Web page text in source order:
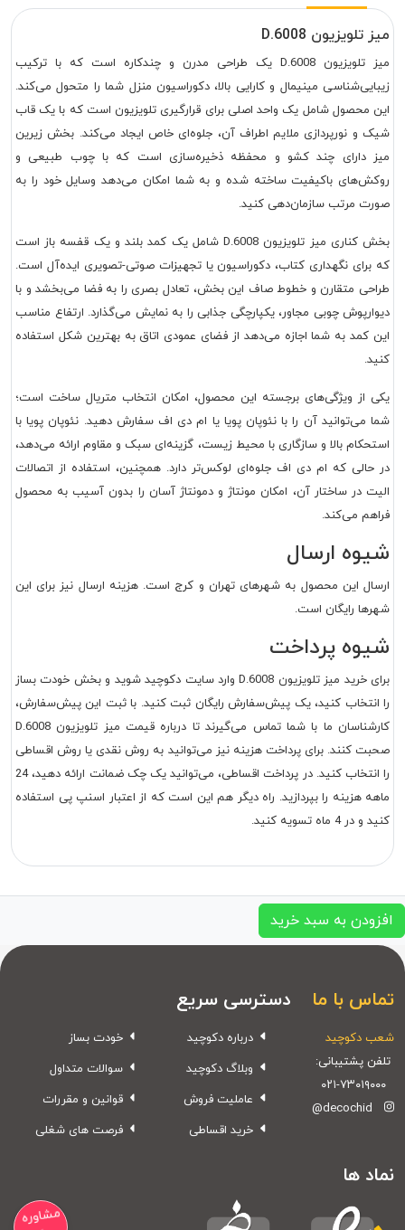
میز تلویزیون D.6008
میز تلویزیون D.6008 یک طراحی مدرن و چندکاره است که با ترکیب
زیبایی‌شناسی مینیمال و کارایی بالا، دکوراسیون منزل شما را متحول می‌کند.
این محصول شامل یک واحد اصلی برای قرارگیری تلویزیون است که با یک قاب
شیک و نورپردازی ملایم اطراف آن، جلوه‌ای خاص ایجاد می‌کند. بخش زیرین
میز دارای چند کشو و محفظه ذخیره‌سازی است که با چوب طبیعی و
روکش‌های باکیفیت ساخته شده و به شما امکان می‌دهد وسایل خود را به
صورت مرتب سازمان‌دهی کنید.
بخش کناری میز تلویزیون D.6008 شامل یک کمد بلند و یک قفسه باز است
که برای نگهداری کتاب، دکوراسیون یا تجهیزات صوتی-تصویری ایده‌آل است.
طراحی متقارن و خطوط صاف این بخش، تعادل بصری را به فضا می‌بخشد و با
دیوارپوش چوبی مجاور، یکپارچگی جذابی را به نمایش می‌گذارد. ارتفاع مناسب
این کمد به شما اجازه می‌دهد از فضای عمودی اتاق به بهترین شکل استفاده
کنید.
یکی از ویژگی‌های برجسته این محصول، امکان انتخاب متریال ساخت است؛
شما می‌توانید آن را با نئوپان پویا یا ام دی اف سفارش دهید. نئوپان پویا با
استحکام بالا و سازگاری با محیط زیست، گزینه‌ای سبک و مقاوم ارائه می‌دهد،
در حالی که ام دی اف جلوه‌ای لوکس‌تر دارد. همچنین، استفاده از اتصالات
الیت در ساختار آن، امکان مونتاژ و دمونتاژ آسان را بدون آسیب به محصول
فراهم می‌کند.
شیوه ارسال
ارسال این محصول به شهرهای تهران و کرج است. هزینه ارسال نیز برای این
شهرها رایگان است.
شیوه پرداخت
برای خرید میز تلویزیون D.6008 وارد سایت دکوچید شوید و بخش خودت بساز
را انتخاب کنید، یک پیش‌سفارش رایگان ثبت کنید. با ثبت این پیش‌سفارش،
کارشناسان ما با شما تماس می‌گیرند تا درباره قیمت میز تلویزیون D.6008
صحبت کنند. برای پرداخت هزینه نیز می‌توانید به روش نقدی یا روش اقساطی
را انتخاب کنید. در پرداخت اقساطی، می‌توانید یک چک ضمانت ارائه دهید، 24
ماهه هزینه را بپردازید. راه دیگر هم این است که از اعتبار اسنپ پی استفاده
کنید و در 4 ماه تسویه کنید.
افزودن به سبد خرید
تماس با ما
شعب دکوچید
تلفن پشتیبانی:
۰۲۱-۷۳۰۱۹۰۰۰
@decochid
دسترسی سریع
درباره دکوچید
وبلاگ دکوچید
عاملیت فروش
خرید اقساطی
خودت بساز
سوالات متداول
قوانین و مقررات
فرصت های شغلی
نماد ها
مشاوره